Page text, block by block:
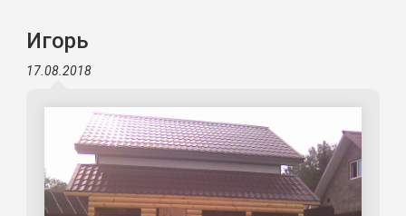
Игорь
17.08.2018